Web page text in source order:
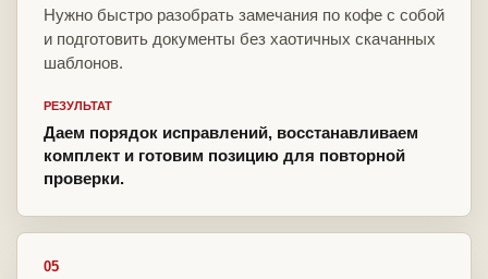
Нужно быстро разобрать замечания по кофе с собой
и подготовить документы без хаотичных скачанных
шаблонов.
РЕЗУЛЬТАТ
Даем порядок исправлений, восстанавливаем
комплект и готовим позицию для повторной
проверки.
05